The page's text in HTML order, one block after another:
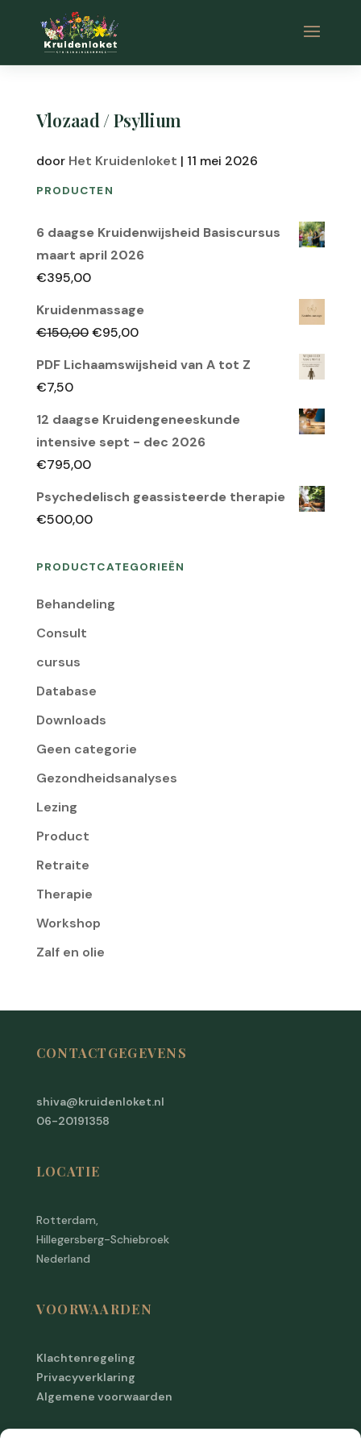
Vlozaad / Psyllium
door Het Kruidenloket | 11 mei 2026
PRODUCTEN
6 daagse Kruidenwijsheid Basiscursus
maart april 2026
€395,00
Kruidenmassage
€150,00 Oorspronkelijke
€95,00Huidige
is:
PDF Lichaamswijsheid van A tot Z
€7,50
12 daagse Kruidengeneeskunde
intensive sept - dec 2026
€795,00
Psychedelisch geassisteerde therapie
€500,00
PRODUCTCATEGORIEËN
Behandeling
Consult
cursus
Database
Downloads
Geen categorie
Gezondheidsanalyses
Lezing
Product
Retraite
Therapie
Workshop
Zalf en olie
CONTACTGEGEVENS
shiva@kruidenloket.nl
06-20191358
LOCATIE
Rotterdam,
Hillegersberg-Schiebroek
Nederland
VOORWAARDEN
Klachtenregeling
Privacyverklaring
Algemene voorwaarden